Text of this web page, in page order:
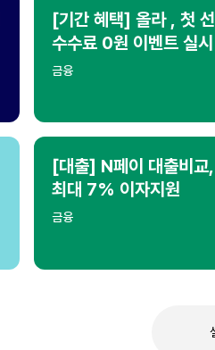
[기간 혜택] 올라 , 첫
수수료 0원 이벤트 실시
금융
[대출] N페이 대출비교
최대 7% 이자지원
금융